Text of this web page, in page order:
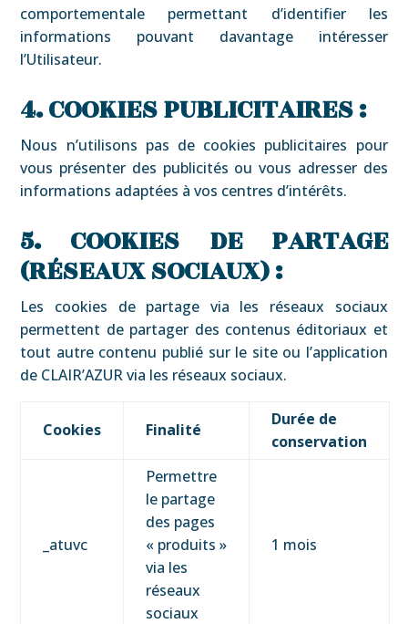
comportementale permettant d’identifier les
informations pouvant davantage intéresser
l’Utilisateur.
4. COOKIES PUBLICITAIRES :
Nous n’utilisons pas de cookies publicitaires pour
vous présenter des publicités ou vous adresser des
informations adaptées à vos centres d’intérêts.
5. COOKIES DE PARTAGE
(RÉSEAUX SOCIAUX) :
Les cookies de partage via les réseaux sociaux
permettent de partager des contenus éditoriaux et
tout autre contenu publié sur le site ou l’application
de CLAIR’AZUR via les réseaux sociaux.
Cookies Finalité
Durée de
conservation
_atuvc
Permettre
le partage
des pages
« produits »
via les
réseaux
sociaux
1 mois